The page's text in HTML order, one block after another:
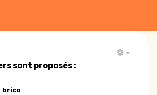
sont proposés :
brico